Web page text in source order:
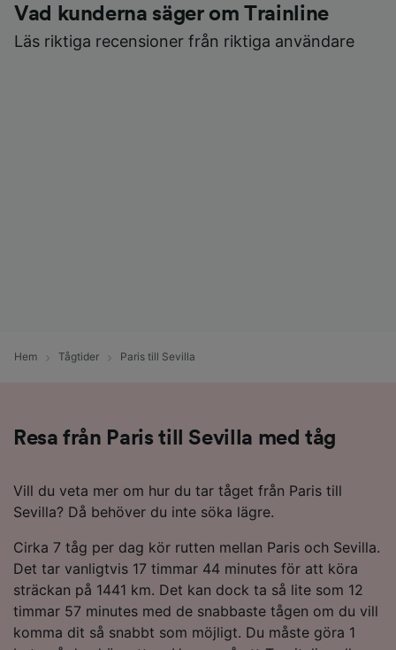
Vad kunderna säger om Trainline
Läs riktiga recensioner från riktiga användare
Hem Tågtider Paris till Sevilla
Resa från Paris till Sevilla med tåg
Vill du veta mer om hur du tar tåget från Paris till
Sevilla? Då behöver du inte söka lägre.
Cirka 7 tåg per dag kör rutten mellan Paris och Sevilla.
Det tar vanligtvis 17 timmar 44 minutes för att köra
sträckan på 1441 km. Det kan dock ta så lite som 12
timmar 57 minutes med de snabbaste tågen om du vill
komma dit så snabbt som möjligt. Du måste göra 1